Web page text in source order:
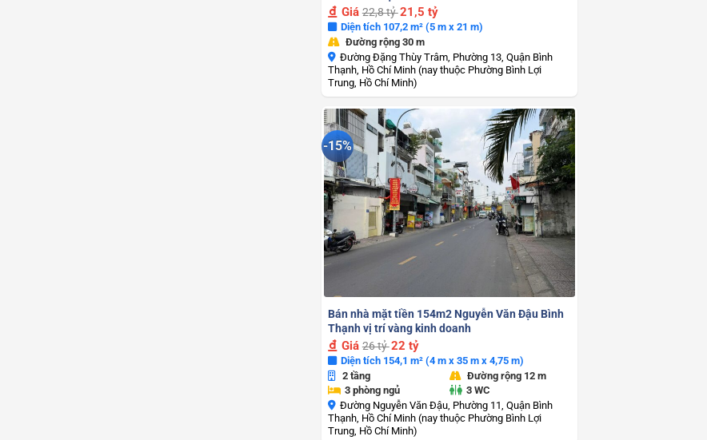
Giá22,8 tỷ21,5 tỷ
Diện tích 107,2 m² (5 m x 21 m)
Đường rộng 30 m
Đường Đặng Thùy Trâm, Phường 13, Quận Bình
Thạnh, Hồ Chí Minh (nay thuộc Phường Bình Lợi
Trung, Hồ Chí Minh)
-15%
Bán nhà mặt tiền 154m2 Nguyễn Văn Đậu Bình
Thạnh vị trí vàng kinh doanh
Giá26 tỷ22 tỷ
Diện tích 154,1 m² (4 m x 35 m x 4,75 m)
2 tầng
Đường rộng 12 m
3 phòng ngủ
3 WC
Đường Nguyễn Văn Đậu, Phường 11, Quận Bình
Thạnh, Hồ Chí Minh (nay thuộc Phường Bình Lợi
Trung, Hồ Chí Minh)